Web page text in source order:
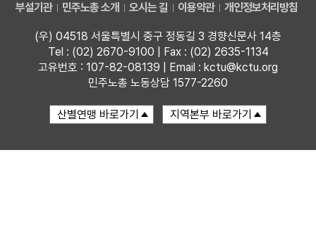
부설기관 민주노총 소개 오시는 길 이용약관 개인정보처리방침
(우) 04518 서울특별시 중구 정동길 3 경향신문사 14층
Tel : (02) 2670-9100 | Fax : (02) 2635-1134
고유번호 : 107-82-08139 | Email : kctu@kctu.org
민주노총 노동상담 1577-2260